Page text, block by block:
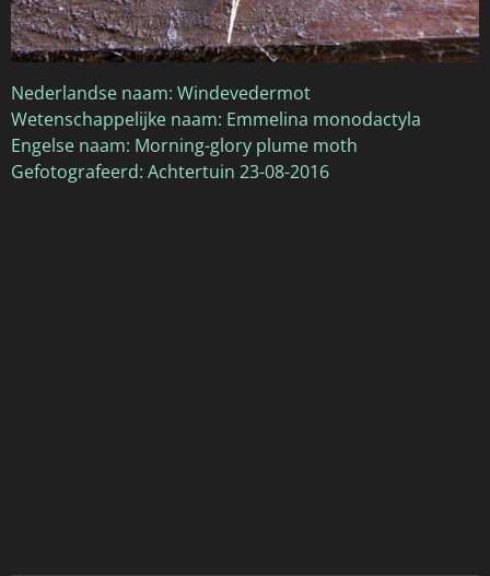
Nederlandse naam: Windevedermot
Wetenschappelijke naam: Emmelina monodactyla
Engelse naam: Morning-glory plume moth
Gefotografeerd: Achtertuin 23-08-2016